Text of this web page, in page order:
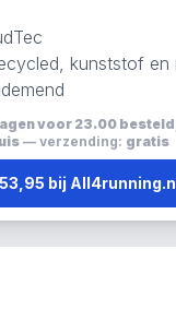
kunststof en
voor 23.00
— verzending: gratis
bij